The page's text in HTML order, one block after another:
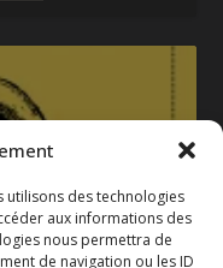
utilisons des technologies
aux informations des
nous permettra de
de navigation ou les ID